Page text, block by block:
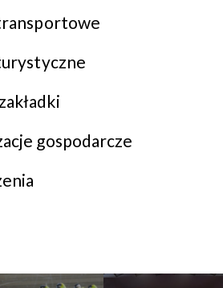
gospodarcze